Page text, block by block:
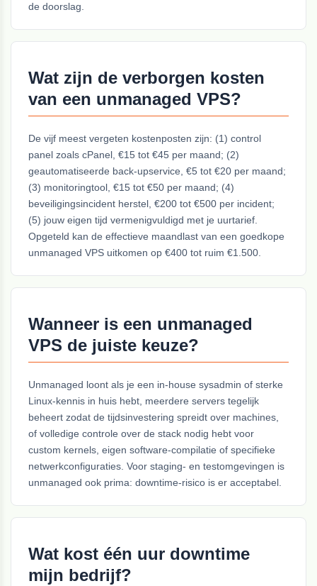
de doorslag.
Wat zijn de verborgen kosten
van een unmanaged VPS?
De vijf meest vergeten kostenposten zijn: (1) control
panel zoals cPanel, €15 tot €45 per maand; (2)
geautomatiseerde back-upservice, €5 tot €20 per maand;
(3) monitoringtool, €15 tot €50 per maand; (4)
beveiligingsincident herstel, €200 tot €500 per incident;
(5) jouw eigen tijd vermenigvuldigd met je uurtarief.
Opgeteld kan de effectieve maandlast van een goedkope
unmanaged VPS uitkomen op €400 tot ruim €1.500.
Wanneer is een unmanaged
VPS de juiste keuze?
Unmanaged loont als je een in-house sysadmin of sterke
Linux-kennis in huis hebt, meerdere servers tegelijk
beheert zodat de tijdsinvestering spreidt over machines,
of volledige controle over de stack nodig hebt voor
custom kernels, eigen software-compilatie of specifieke
netwerkconfiguraties. Voor staging- en testomgevingen is
unmanaged ook prima: downtime-risico is er acceptabel.
Wat kost één uur downtime
mijn bedrijf?